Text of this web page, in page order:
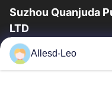
Suzhou Quanjuda
LTD
16years ervaring, als
ESD & Cleanroom
Allesd-Leo